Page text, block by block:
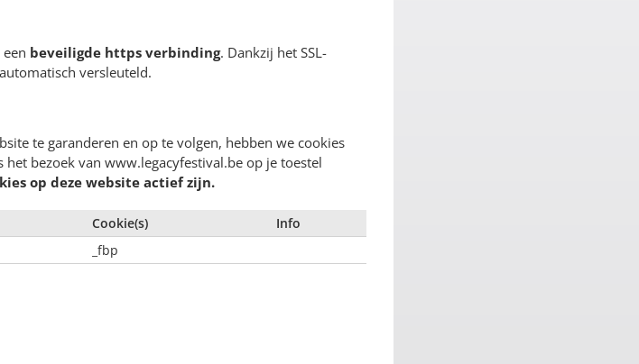
beveiligde https verbinding. Dankzij het SSL-
versleuteld.
te garanderen en op te volgen, hebben we cookies
bezoek van www.legacyfestival.be op je toestel
op deze website actief zijn.
Cookie(s)
Info
_fbp